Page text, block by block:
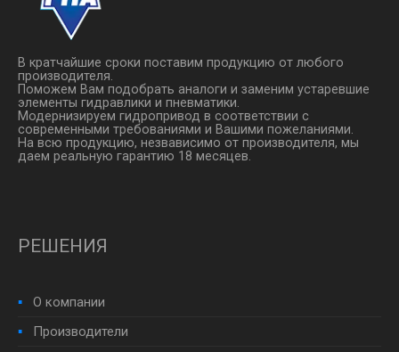
В кратчайшие сроки поставим продукцию от любого
производителя.
Поможем Вам подобрать аналоги и заменим устаревшие
элементы гидравлики и пневматики.
Модернизируем гидропривод в соответствии с
современными требованиями и Вашими пожеланиями.
На всю продукцию, незвависимо от производителя, мы
даем реальную гарантию 18 месяцев.
РЕШЕНИЯ
О компании
Производители